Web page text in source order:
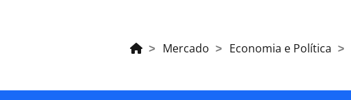
Mercado Economia e Política